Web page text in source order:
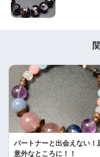
パートナーと出会えない！
意外なところに！！